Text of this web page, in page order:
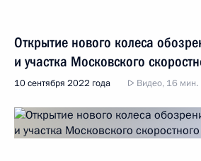
Открытие нового колеса
и участка Московского
10 сентября 2022 года Видео, 16 мин.